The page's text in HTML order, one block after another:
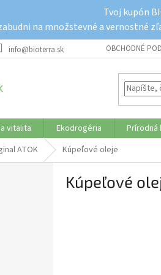
Tvoj kupón
na množstevné a vernostné
info@bioterra.sk OBCHODNÉ
vitalita Ekodrogéria Prírodná
ATOK Kúpeľové oleje
Kúpeľové